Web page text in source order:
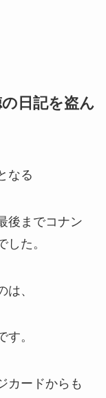
日記を盗ん
なる
後までコナン
た。
、
す。
カードからも